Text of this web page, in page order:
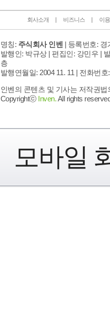
회사소개 비즈니스 이
명칭: 주식회사 인벤 | 등록번호: 경
발행인: 박규상 | 편집인: 강민우 |
층
발행연월일: 2004 11. 11 | 전화번호
인벤의 콘텐츠 및 기사는 저작권
Copyrightⓒ Inven.All rights
모바일